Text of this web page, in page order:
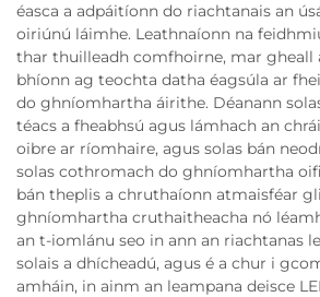
éasca a adpáitíonn do riachtanais an
oiriúnú láimhe. Leathnaíonn na
thar thuilleadh comfhoirne, mar gheall
bhíonn ag teochta datha éagsúla ar
do ghníomhartha áirithe. Déanann
téacs a fheabhsú agus lámhach an
oibre ar ríomhaire, agus solas bán
solas cothromach do ghníomhartha
bán theplis a chruthaíonn atmaisféar
ghníomhartha cruthaitheacha nó
an t-iomlánu seo in ann an riachtanas
solais a dhícheadú, agus é a chur i
amháin, in ainm an leampana deisce